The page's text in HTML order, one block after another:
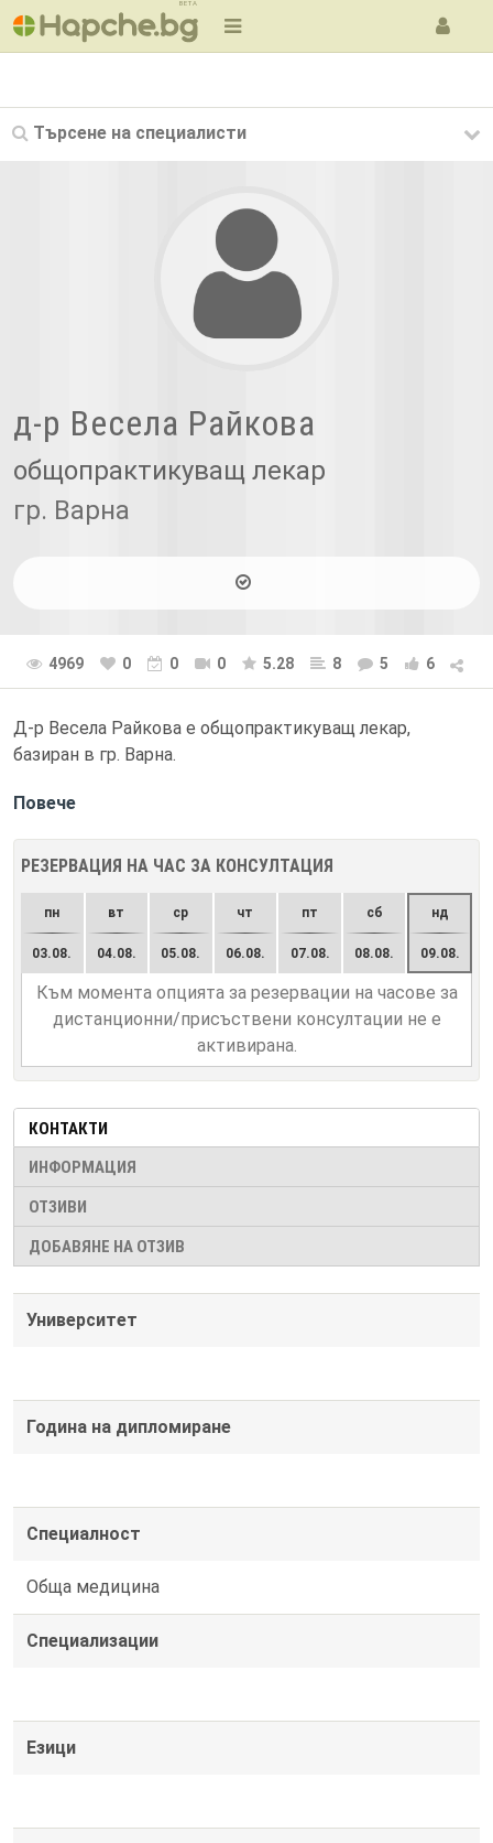
BETA
Търсене на специалисти
д-р Весела Райкова
общопрактикуващ лекар
гр. Варна
4969 0 0 0 5.28 8 5 6
Д-р Весела Райкова е общопрактикуващ лекар,
базиран в гр. Варна.
Повече
РЕЗЕРВАЦИЯ НА ЧАС ЗА КОНСУЛТАЦИЯ
пн
03.08.
вт
04.08.
ср
05.08.
чт
06.08.
пт
07.08.
сб
08.08.
нд
09.08.
Към момента опцията за резервации на часове за
дистанционни/присъствени консултации не е
активирана.
КОНТАКТИ
ИНФОРМАЦИЯ
ОТЗИВИ
ДОБАВЯНЕ НА ОТЗИВ
Университет
Година на дипломиране
Специалност
Обща медицина
Специализации
Езици